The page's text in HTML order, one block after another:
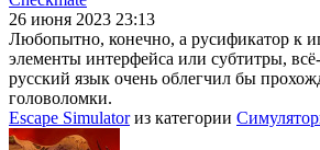
26 июня 2023 23:13
Любопытно, конечно, а русификатор к
элементы интерфейса или субтитры,
русский язык очень облегчил бы
головоломки.
Escape Simulatorиз категории